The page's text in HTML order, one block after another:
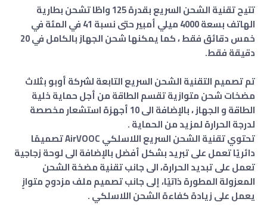
تتيح تقنية الشحن السريع بقدرة 125 واطًا تشحن بطارية
الهاتف بسعة 4000 ميلي أمبير حتى نسبة 41 في المئة في
خمس دقائق فقط ، كما يمكنها شحن الجهاز بالكامل في 20
دقيقة فقط.
تم تصميم التقنية الشحن السريع التابعة لشركة أوبو بثلاث
مضخات شحن متوازية تقسم الطاقة من أجل حماية خلية
الطاقة و الجهاز ، بالإضافة الى 10 أجهزة استشعار مخصصة
لدرجة الحرارة لمزيد من الحماية .
تحتوي تقنية الشحن السريع اللاسلكي AirVOOC تصميمًا
دائريًا تعمل على تبريد بشكل أفضل بالإضافة الى لوحة زجاجية
تعمل على تبديد الحرارة، الى جانب تقنية مضخة الشحن
المعزولة المطورة ذاتيًا، إلى جانب تصميم ملف مزدوج متوازٍ
يعمل على زيادة كفاءة الشحن اللاسلكي .